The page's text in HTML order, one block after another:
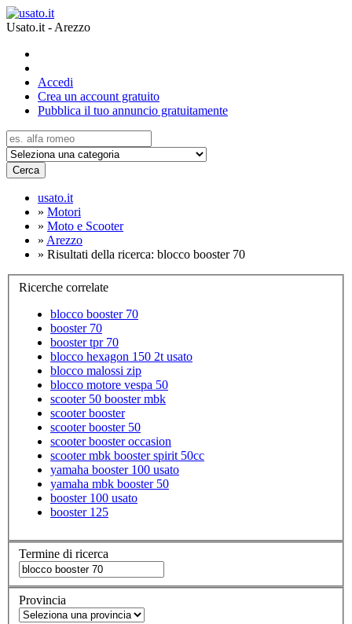
Usato.it - Arezzo
Accedi
Crea un account gratuito
Pubblica il tuo annuncio gratuitamente
Cerca
usato.it
» Motori
» Moto e Scooter
» Arezzo
» Risultati della ricerca: blocco booster 70
Ricerche correlate
blocco booster 70
booster 70
booster tpr 70
blocco hexagon 150 2t usato
blocco malossi zip
blocco motore vespa 50
scooter 50 booster mbk
scooter booster
scooter booster 50
scooter booster occasion
scooter mbk booster spirit 50cc
yamaha booster 100 usato
yamaha mbk booster 50
booster 100 usato
booster 125
Termine di ricerca
Provincia